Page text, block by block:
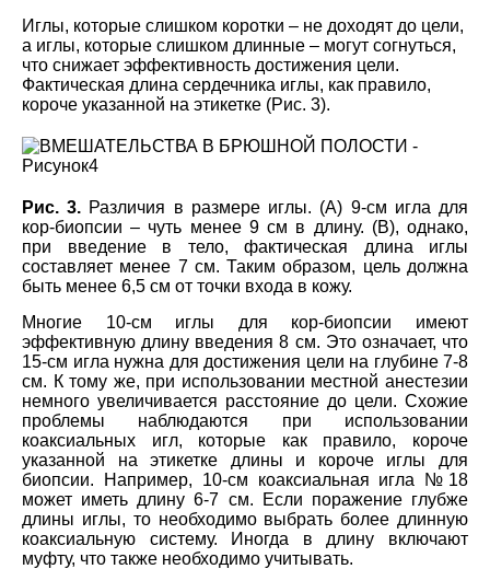
Иглы, которые слишком коротки – не доходят до цели,
а иглы, которые слишком длинные – могут согнуться,
что снижает эффективность достижения цели.
Фактическая длина сердечника иглы, как правило,
короче указанной на этикетке (Рис. 3).
Рис. 3. Различия в размере иглы. (A) 9-см игла для
кор-биопсии – чуть менее 9 см в длину. (В), однако,
при введение в тело, фактическая длина иглы
составляет менее 7 см. Таким образом, цель должна
быть менее 6,5 см от точки входа в кожу.
Многие 10-см иглы для кор-биопсии имеют
эффективную длину введения 8 см. Это означает, что
15-см игла нужна для достижения цели на глубине 7-8
см. К тому же, при использовании местной анестезии
немного увеличивается расстояние до цели. Схожие
проблемы наблюдаются при использовании
коаксиальных игл, которые как правило, короче
указанной на этикетке длины и короче иглы для
биопсии. Например, 10-см коаксиальная игла №18
может иметь длину 6-7 см. Если поражение глубже
длины иглы, то необходимо выбрать более длинную
коаксиальную систему. Иногда в длину включают
муфту, что также необходимо учитывать.